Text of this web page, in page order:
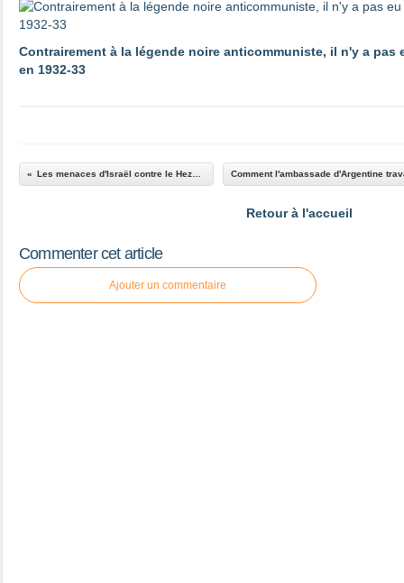
Contrairement à la légende noire anticommuniste, il n'y a pas
en 1932-33
Retour à l'accueil
Commenter cet article
Ajouter un commentaire